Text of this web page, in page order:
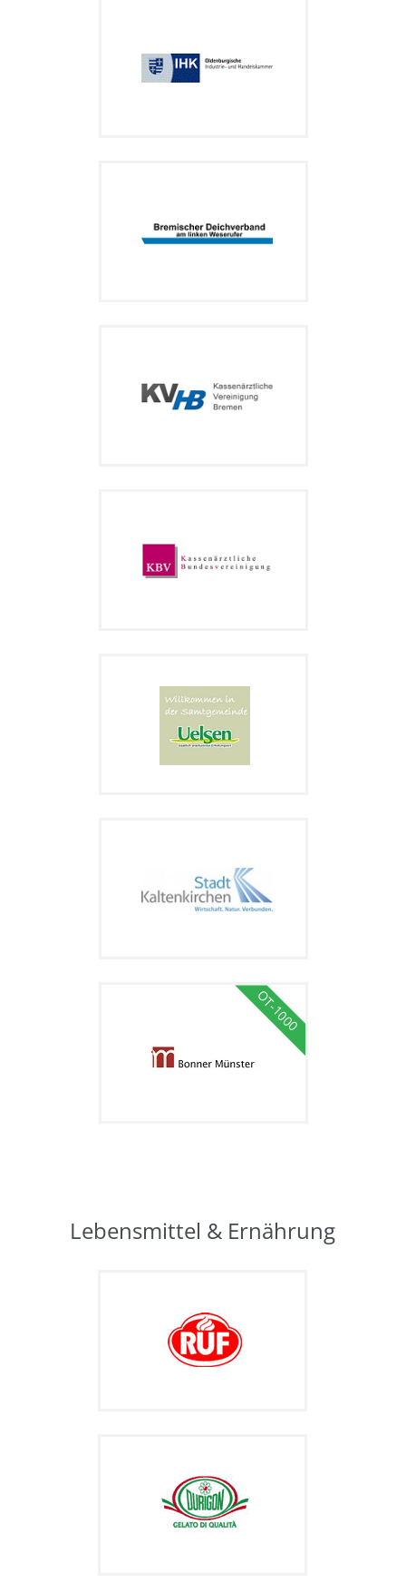
OT-1000
Lebensmittel & Ernährung